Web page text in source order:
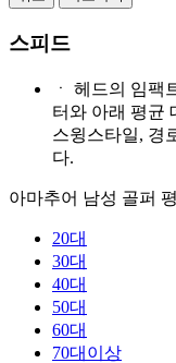
스피드
ㆍ
헤드의 임팩
터와 아래 평균
스윙스타일, 경
다.
아마추어 남성 골퍼
20대
30대
40대
50대
60대
70대이상